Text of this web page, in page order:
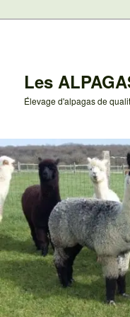
Les
Élevage d'alpagas de